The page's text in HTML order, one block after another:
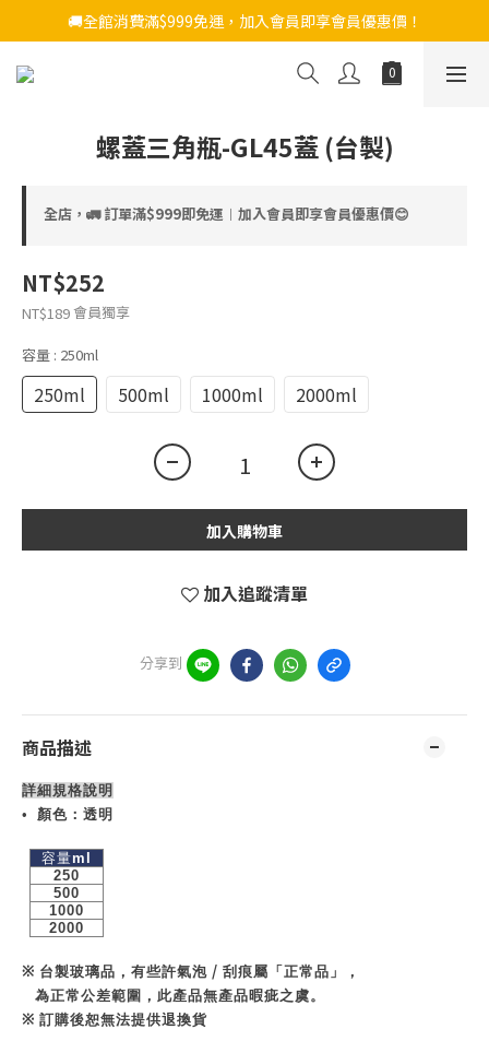
🚚全館消費滿$999免運，加入會員即享會員優惠價！
螺蓋三角瓶-GL45蓋 (台製)
全店，🚛 訂單滿$999即免運︱加入會員即享會員優惠價😊
NT$252
NT$189會員獨享
容量 : 250ml
250ml 500ml 1000ml 2000ml
加入購物車
加入追蹤清單
分享到
商品描述
詳細規格說明
• 顏色：透明
容量ml
250
500
1000
2000
※ 台製玻璃品，有些許氣泡 / 刮痕屬「正常品」，
為正常公差範圍，此產品無產品暇疵之虞。
※ 訂購後恕無法提供退換貨